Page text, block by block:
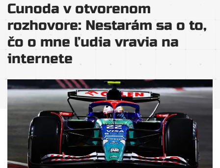
Cunoda v otvorenom
rozhovore: Nestarám sa o to,
čo o mne ľudia vravia na
internete